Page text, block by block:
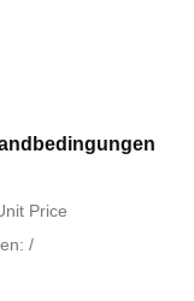
Price
/